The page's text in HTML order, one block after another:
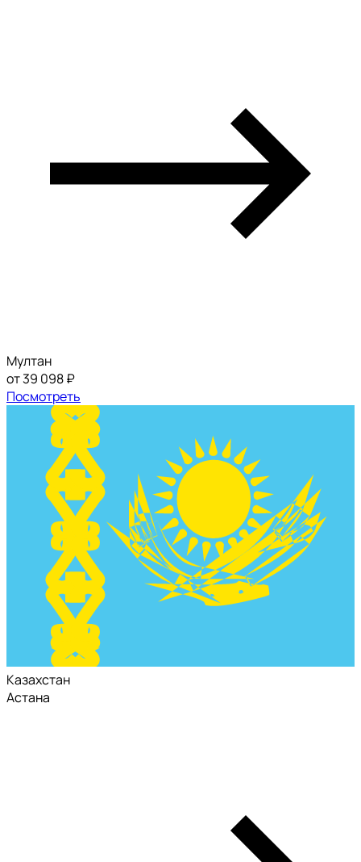
Мултан
от 39 098 ₽
Посмотреть
Казахстан
Астана